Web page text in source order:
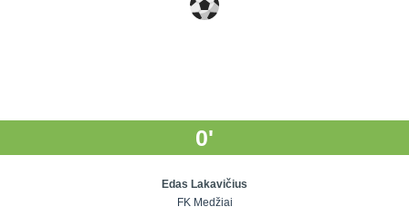
0'
Edas Lakavičius
FK Medžiai